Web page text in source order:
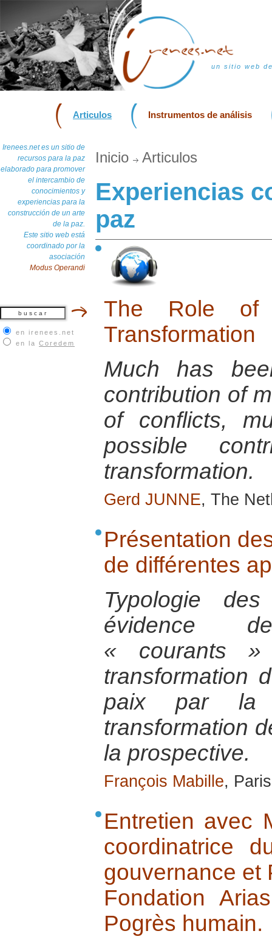
un sitio web
Articulos Instrumentos de análisis
Irenees.net es un sitio de
recursos para la paz
elaborado para promover
el intercambio de
conocimientos y
experiencias para la
construcción de un arte
de la paz.
Este sitio web está
coordinado por la
asociación
Modus Operandi
en irenees.net
en la Coredem
Inicio Articulos
Experiencias
paz
The Role of
Transformation
Much has
contribution of
of conflicts,
possible
transformation.
Gerd JUNNE, The
Présentation
de différentes
Typologie
évidence
« courants
transformation
paix par la
transformation
la prospective.
François Mabille,
Entretien avec
coordinatrice
gouvernance et
Fondation
Pogrès humain.